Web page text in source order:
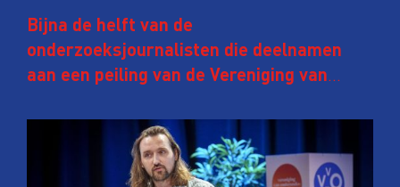
Bijna de helft van de
onderzoeksjournalisten die deelnamen
aan een peiling van de Vereniging van
afgelopen twee jaar te maken met
juridische dreiging of een juridische
procedure rond het eigen werk. Dat kost